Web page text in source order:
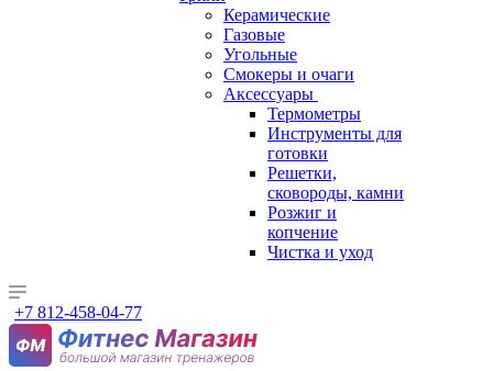
Керамические
Газовые
Угольные
Смокеры и очаги
Аксессуары
Термометры
Инструменты для
готовки
Решетки,
сковороды, камни
Розжиг и
копчение
Чистка и уход
+7 812-458-04-77